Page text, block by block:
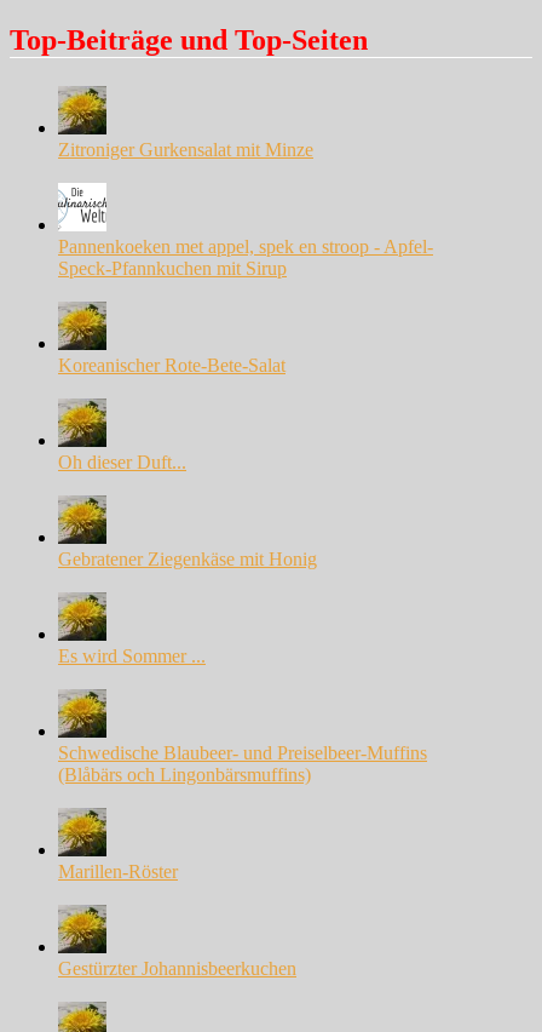
Top-Beiträge und Top-Seiten
Zitroniger Gurkensalat mit Minze
Pannenkoeken met appel, spek en stroop - Apfel-
Speck-Pfannkuchen mit Sirup
Koreanischer Rote-Bete-Salat
Oh dieser Duft...
Gebratener Ziegenkäse mit Honig
Es wird Sommer ...
Schwedische Blaubeer- und Preiselbeer-Muffins
(Blåbärs och Lingonbärsmuffins)
Marillen-Röster
Gestürzter Johannisbeerkuchen